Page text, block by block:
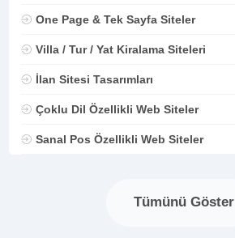
One Page & Tek Sayfa Siteler
Villa / Tur / Yat Kiralama Siteleri
İlan Sitesi Tasarımları
Çoklu Dil Özellikli Web Siteler
Sanal Pos Özellikli Web Siteler
Tümünü Göster